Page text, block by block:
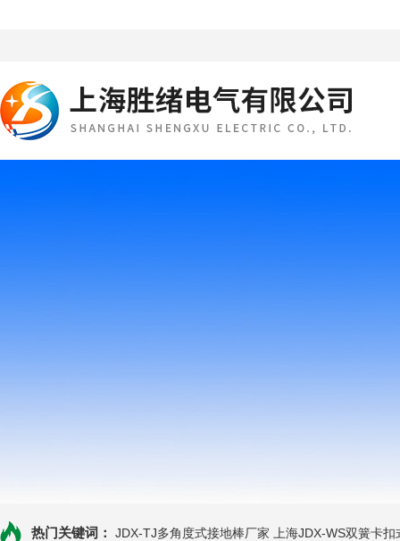
热门关键词： JDX-TJ多角度式接地棒厂家 上海JDX-WS双簧卡